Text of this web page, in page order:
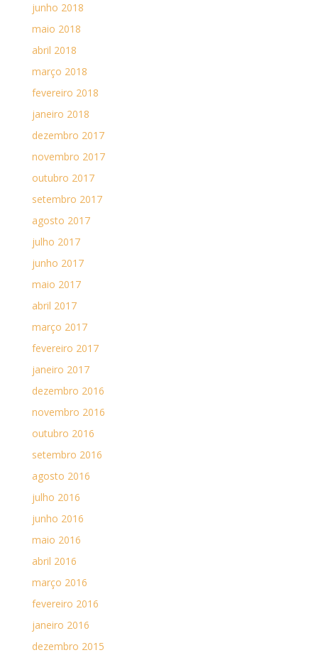
junho 2018
maio 2018
abril 2018
março 2018
fevereiro 2018
janeiro 2018
dezembro 2017
novembro 2017
outubro 2017
setembro 2017
agosto 2017
julho 2017
junho 2017
maio 2017
abril 2017
março 2017
fevereiro 2017
janeiro 2017
dezembro 2016
novembro 2016
outubro 2016
setembro 2016
agosto 2016
julho 2016
junho 2016
maio 2016
abril 2016
março 2016
fevereiro 2016
janeiro 2016
dezembro 2015